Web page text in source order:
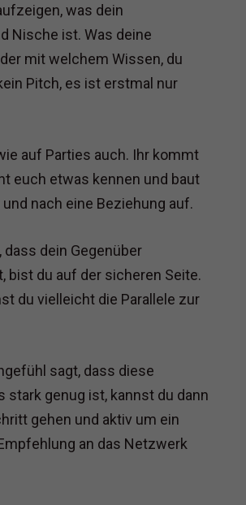
was dein
Nische ist. Was deine
mit welchem Wissen, du
Pitch, es ist erstmal nur
auf Parties auch. Ihr kommt
euch etwas kennen und baut
nach eine Beziehung auf.
dein Gegenüber
bist du auf der sicheren Seite.
du vielleicht die Parallele zur
sagt, dass diese
stark genug ist, kannst du dann
gehen und aktiv um ein
an das Netzwerk